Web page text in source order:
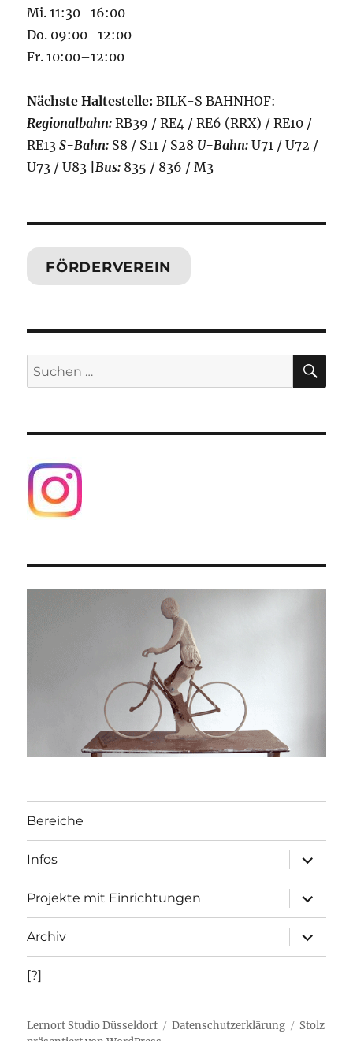
Mi. 11:30–16:00
Do. 09:00–12:00
Fr. 10:00–12:00
Nächste Haltestelle: BILK-S BAHNHOF:
Regionalbahn: RB39 / RE4 / RE6 (RRX) / RE10 /
RE13S-Bahn: S8 / S11 / S28 U-Bahn: U71 / U72 /
U73 / U83 |Bus: 835 / 836 / M3
FÖRDERVEREIN
Suchen
nach:
Bereiche
Infos
öffnen
Projekte mit Einrichtungen
öffnen
Archiv
öffnen
[?]
Lernort Studio Düsseldorf Datenschutzerklärung
Stolz